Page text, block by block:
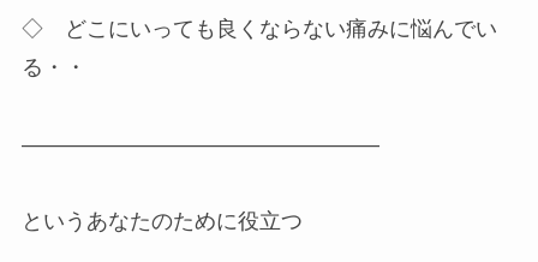
◇ どこにいっても良くならない痛みに悩んでい
る・・
————————————————–
というあなたのために役立つ